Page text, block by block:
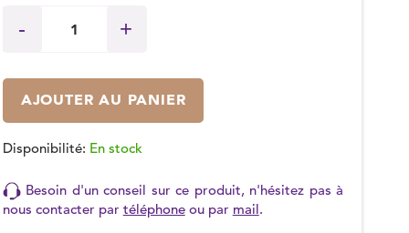
AJOUTER AU PANIER
Disponibilité: En stock
Besoin d'un conseil sur ce produit, n'hésitez pas à
nous contacter par téléphoneou par mail.